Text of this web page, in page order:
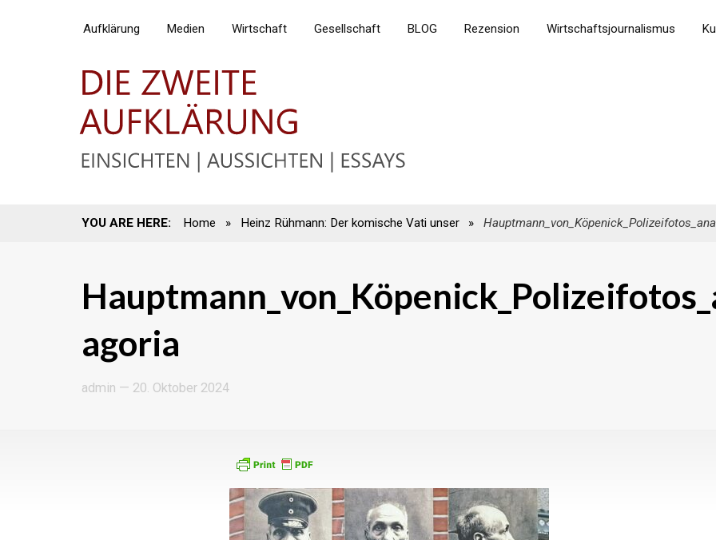
Aufklärung Medien Wirtschaft Gesellschaft BLOG Rezension Wirtschaftsjournalismus
YOU ARE HERE: Home » Heinz Rühmann: Der komische Vati unser »
agoria
admin — 20. Oktober 2024